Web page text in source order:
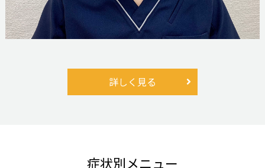
詳しく見る
症状別メニュー